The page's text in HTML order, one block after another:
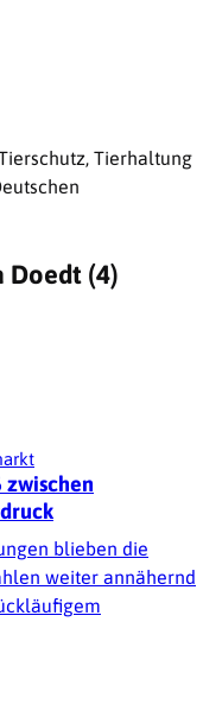
Tierhaltung
Doedt (4)
blieben die
weiter annähernd